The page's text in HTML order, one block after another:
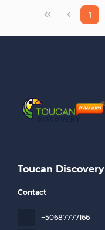
1
Toucan Discovery
Contact
+50687777166